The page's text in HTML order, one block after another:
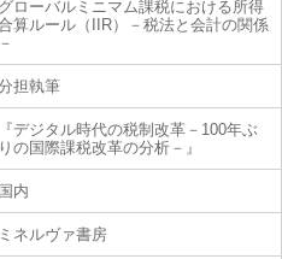
グローバルミニマム課税における所得
算ルール（IIR）－税法と会計の関係
－
担執筆
『デジタル時代の税制改革－100年ぶ
りの国際課税改革の分析－』
国内
ミネルヴァ書房